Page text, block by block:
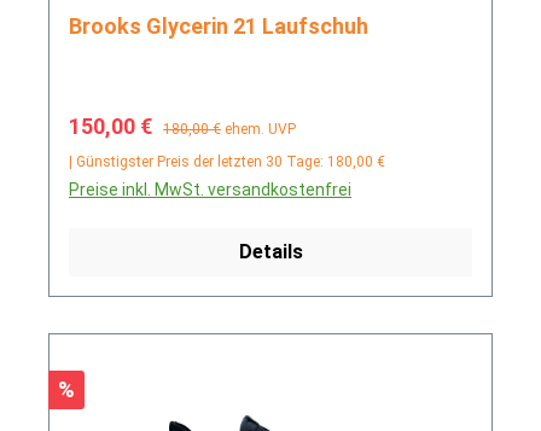
Brooks Glycerin 21 Laufschuh
Verkaufspreis:
150,00 € Regulärer Preis:
180,00 € ehem. UVP
| Günstigster Preis der letzten 30 Tage: 180,00 €
Preise inkl. MwSt. versandkostenfrei
Details
Rabatt
%